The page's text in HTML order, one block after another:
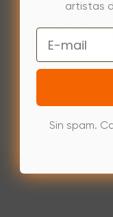
No seartistas
Email
Sin spam.